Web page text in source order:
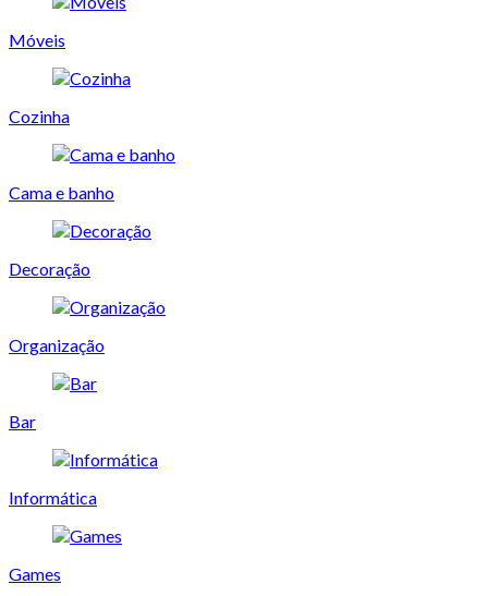
Móveis
Cozinha
Cama e banho
Decoração
Organização
Bar
Informática
Games